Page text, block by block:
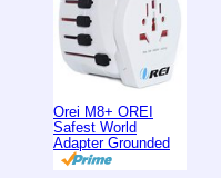
Orei M8+ OREI
Safest World
Adapter Grounded